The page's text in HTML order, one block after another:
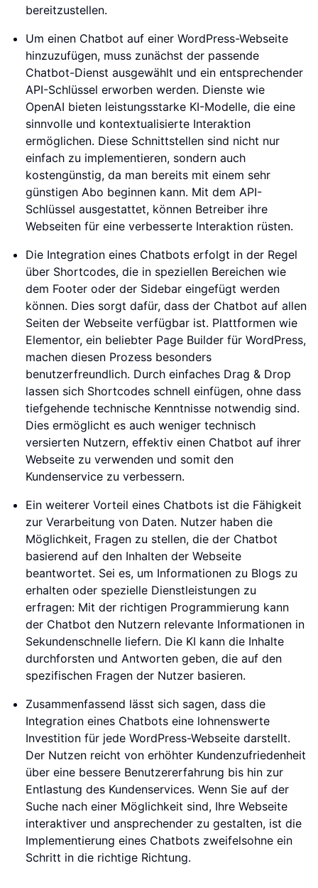
bereitzustellen.
Um einen Chatbot auf einer WordPress-Webseite
hinzuzufügen, muss zunächst der passende
Chatbot-Dienst ausgewählt und ein entsprechender
API-Schlüssel erworben werden. Dienste wie
OpenAI bieten leistungsstarke KI-Modelle, die eine
sinnvolle und kontextualisierte Interaktion
ermöglichen. Diese Schnittstellen sind nicht nur
einfach zu implementieren, sondern auch
kostengünstig, da man bereits mit einem sehr
günstigen Abo beginnen kann. Mit dem API-
Schlüssel ausgestattet, können Betreiber ihre
Webseiten für eine verbesserte Interaktion rüsten.
Die Integration eines Chatbots erfolgt in der Regel
über Shortcodes, die in speziellen Bereichen wie
dem Footer oder der Sidebar eingefügt werden
können. Dies sorgt dafür, dass der Chatbot auf allen
Seiten der Webseite verfügbar ist. Plattformen wie
Elementor, ein beliebter Page Builder für WordPress,
machen diesen Prozess besonders
benutzerfreundlich. Durch einfaches Drag & Drop
lassen sich Shortcodes schnell einfügen, ohne dass
tiefgehende technische Kenntnisse notwendig sind.
Dies ermöglicht es auch weniger technisch
versierten Nutzern, effektiv einen Chatbot auf ihrer
Webseite zu verwenden und somit den
Kundenservice zu verbessern.
Ein weiterer Vorteil eines Chatbots ist die Fähigkeit
zur Verarbeitung von Daten. Nutzer haben die
Möglichkeit, Fragen zu stellen, die der Chatbot
basierend auf den Inhalten der Webseite
beantwortet. Sei es, um Informationen zu Blogs zu
erhalten oder spezielle Dienstleistungen zu
erfragen: Mit der richtigen Programmierung kann
der Chatbot den Nutzern relevante Informationen in
Sekundenschnelle liefern. Die KI kann die Inhalte
durchforsten und Antworten geben, die auf den
spezifischen Fragen der Nutzer basieren.
Zusammenfassend lässt sich sagen, dass die
Integration eines Chatbots eine lohnenswerte
Investition für jede WordPress-Webseite darstellt.
Der Nutzen reicht von erhöhter Kundenzufriedenheit
über eine bessere Benutzererfahrung bis hin zur
Entlastung des Kundenservices. Wenn Sie auf der
Suche nach einer Möglichkeit sind, Ihre Webseite
interaktiver und ansprechender zu gestalten, ist die
Implementierung eines Chatbots zweifelsohne ein
Schritt in die richtige Richtung.